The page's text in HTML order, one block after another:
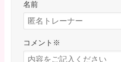
名前
コメント ※